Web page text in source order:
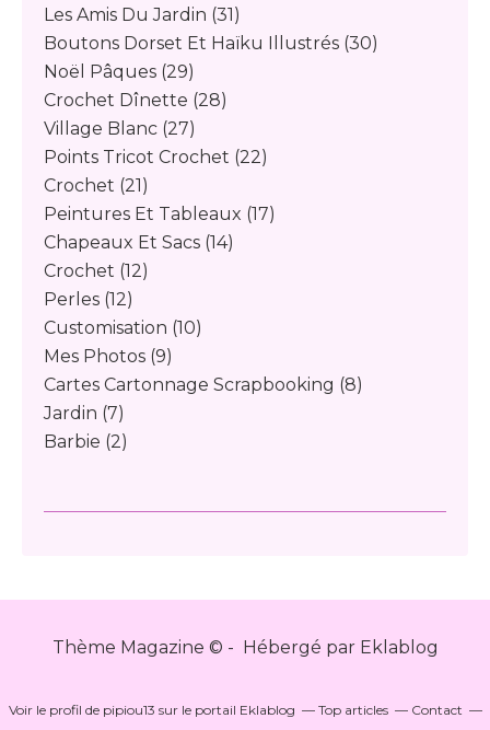
Les Amis Du Jardin (31)
Boutons Dorset Et Haïku Illustrés (30)
Noël Pâques (29)
Crochet Dînette (28)
Village Blanc (27)
Points Tricot Crochet (22)
Crochet (21)
Peintures Et Tableaux (17)
Chapeaux Et Sacs (14)
Crochet (12)
Perles (12)
Customisation (10)
Mes Photos (9)
Cartes Cartonnage Scrapbooking (8)
Jardin (7)
Barbie (2)
Thème Magazine © - Hébergé par Eklablog
Voir le profil de pipiou13 sur le portail Eklablog Top articles Contact